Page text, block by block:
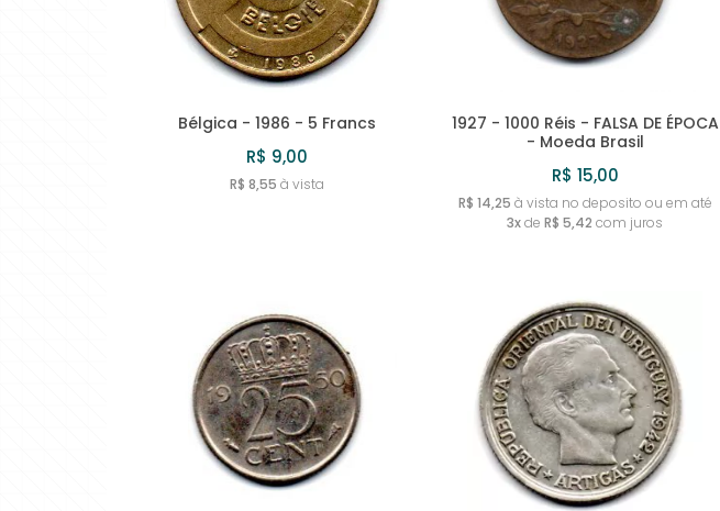
Bélgica - 1986 - 5 Francs
R$ 9,00
R$ 8,55 à vista
1927 - 1000 Réis - FALSA DE ÉPOCA
- Moeda Brasil
R$ 15,00
R$ 14,25 à vista no deposito ou em até
3xde R$ 5,42 com juros